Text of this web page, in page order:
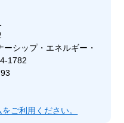
ーシップ・エネルギー・
1782
ご利用ください。